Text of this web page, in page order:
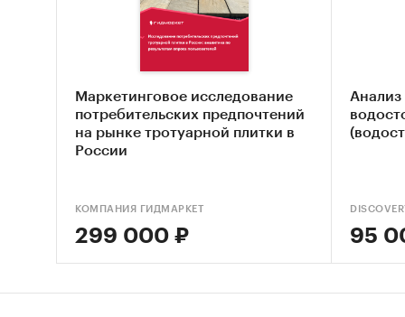
ВЭД:
Маркетинговое исследование
потребительских предпочтений
на рынке тротуарной плитки в
России
КОМПАНИЯ ГИДМАРКЕТ
299 000 ₽
Анализ
95